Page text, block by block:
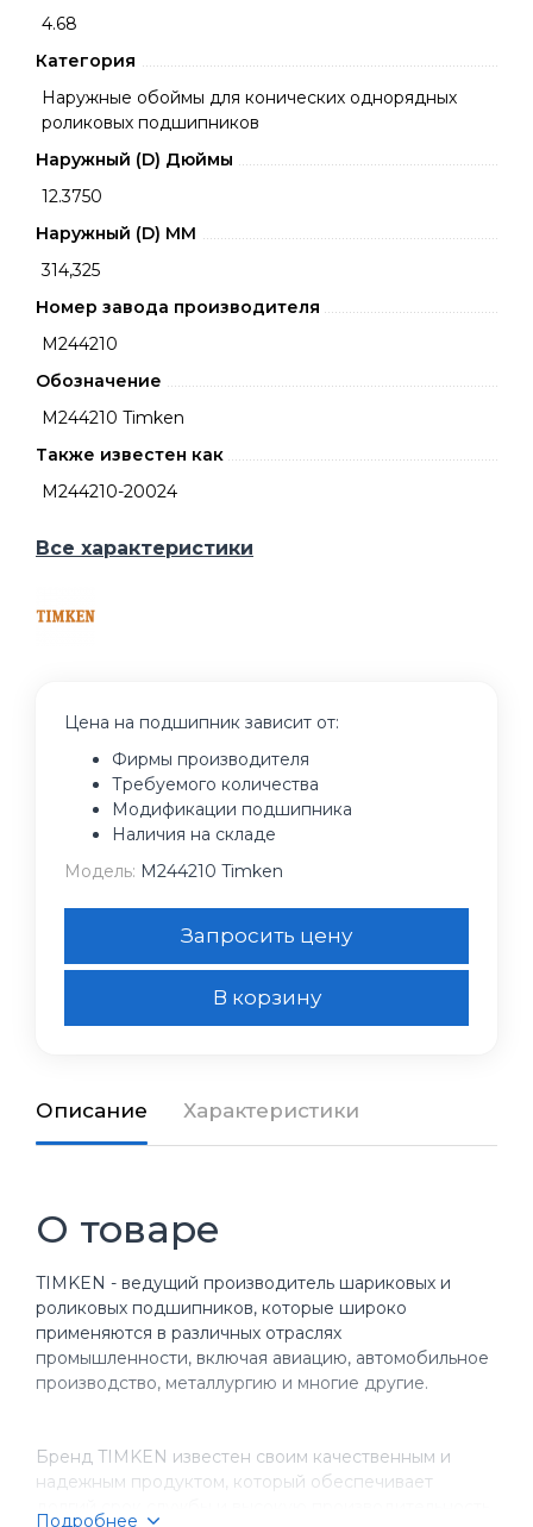
4.68
Категория
Наружные обоймы для конических однорядных
роликовых подшипников
Наружный (D) Дюймы
12.3750
Наружный (D) ММ
314,325
Номер завода производителя
M244210
Обозначение
M244210 Timken
Также известен как
M244210-20024
Все характеристики
Цена на подшипник зависит от:
Фирмы производителя
Требуемого количества
Модификации подшипника
Наличия на складе
Модель: M244210 Timken
Запросить цену
В корзину
Описание Характеристики
О товаре
TIMKEN - ведущий производитель шариковых и
роликовых подшипников, которые широко
применяются в различных отраслях
промышленности, включая авиацию, автомобильное
производство, металлургию и многие другие.
Бренд TIMKEN известен своим качественным и
надежным продуктом, который обеспечивает
Подробнее